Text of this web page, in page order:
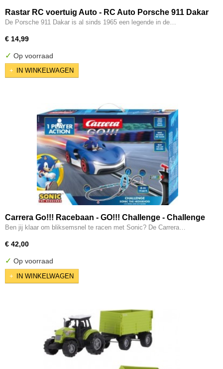
Rastar RC voertuig Auto - RC Auto Porsche 911 Dakar
De Porsche 911 Dakar is al sinds 1965 een legende in de…
€ 14,99
✓ Op voorraad
IN WINKELWAGEN
Carrera Go!!! Racebaan - GO!!! Challenge - Challenge
- Sonic the Hedgehog -
Ben jij klaar om bliksemsnel te racen met Sonic? De Carrera…
€ 42,00
✓ Op voorraad
IN WINKELWAGEN